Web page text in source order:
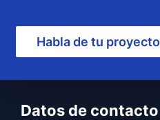
Habla de tu proyecto
Datos de contacto